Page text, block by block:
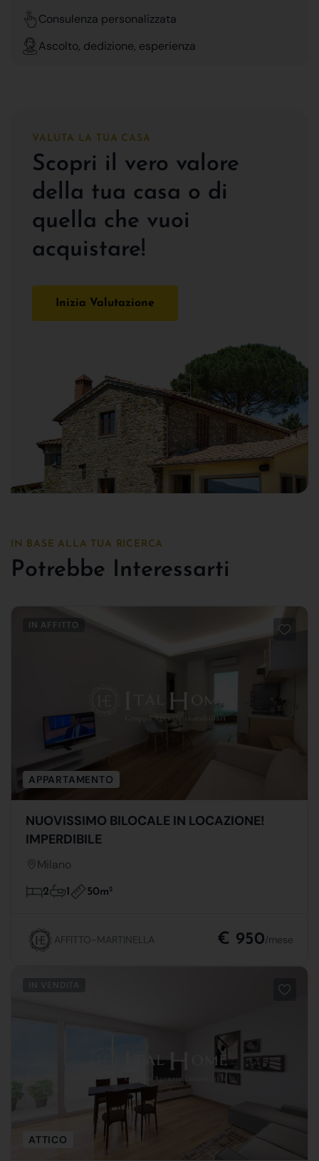
Consulenza personalizzata
Ascolto, dedizione, esperienza
VALUTA LA TUA CASA
Scopri il vero valore
della tua casa o di
quella che vuoi
acquistare!
Inizia Valutazione
IN BASE ALLA TUA RICERCA
Potrebbe Interessarti
IN AFFITTO
APPARTAMENTO
NUOVISSIMO BILOCALE IN LOCAZIONE!
IMPERDIBILE
Milano
2 1 50m2
AFFITTO-MARTINELLA € 950/mese
ATTICO